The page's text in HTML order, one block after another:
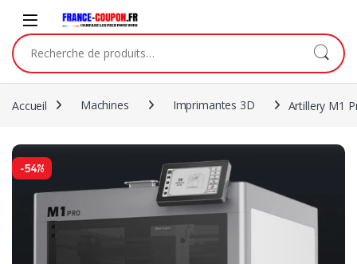
Accueil Machines Imprimantes 3D Artillery M1
-54%